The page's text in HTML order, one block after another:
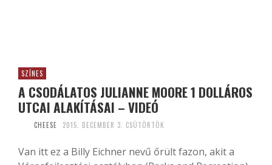
SZÍNES
A CSODÁLATOS JULIANNE MOORE 1 DOLLÁROS
UTCAI ALAKÍTÁSAI – VIDEÓ
CHEESE 2015. DECEMBER 3. CSÜTÖRTÖK
Van itt ez a Billy Eichner nevű őrült fazon, akit a